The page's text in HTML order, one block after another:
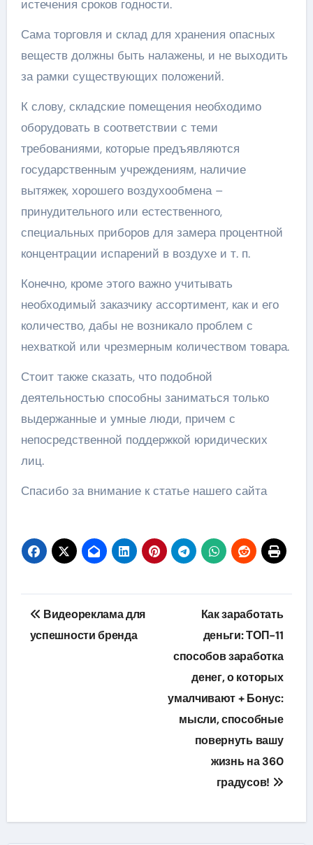
истечения сроков годности.
Сама торговля и склад для хранения опасных
веществ должны быть налажены, и не выходить
за рамки существующих положений.
К слову, складские помещения необходимо
оборудовать в соответствии с теми
требованиями, которые предъявляются
государственным учреждениям, наличие
вытяжек, хорошего воздухообмена –
принудительного или естественного,
специальных приборов для замера процентной
концентрации испарений в воздухе и т. п.
Конечно, кроме этого важно учитывать
необходимый заказчику ассортимент, как и его
количество, дабы не возникало проблем с
нехваткой или чрезмерным количеством товара.
Стоит также сказать, что подобной
деятельностью способны заниматься только
выдержанные и умные люди, причем с
непосредственной поддержкой юридических
лиц.
Спасибо за внимание к статье нашего сайта
Навигация
по
Видеореклама для
успешности бренда
Как заработать
деньги: ТОП-11
способов заработка
денег, о которых
умалчивают + Бонус:
мысли, способные
повернуть вашу
жизнь на 360
градусов!